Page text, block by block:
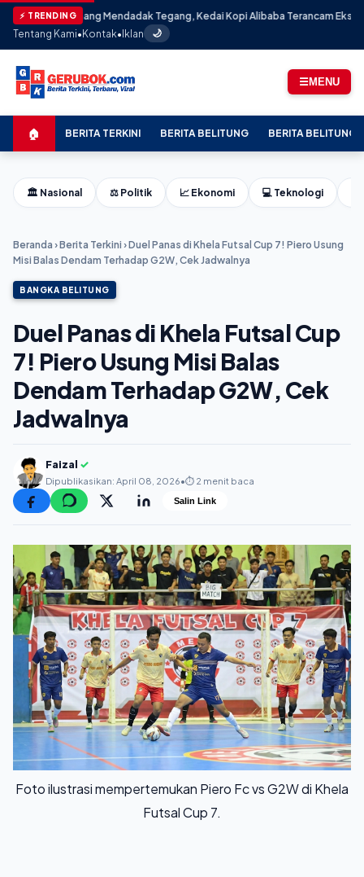
⚡ TRENDING
Tenang Mendadak Tegang, Kedai Kopi Alibaba Terancam Eksekusi
Tentang Kami•Kontak•Iklan 🌙
☰MENU
🏠 BERITA TERKINI BERITA BELITUNG BERITA BELITUNG
🏛️ Nasional ⚖️ Politik 📈 Ekonomi 💻 Teknologi
Beranda ›Berita Terkini ›Duel Panas di Khela Futsal Cup 7! Piero Usung
Misi Balas Dendam Terhadap G2W, Cek Jadwalnya
BANGKA BELITUNG
Duel Panas di Khela Futsal Cup
7! Piero Usung Misi Balas
Dendam Terhadap G2W, Cek
Jadwalnya
Faizal ✓
Dipublikasikan: April 08, 2026•⏱️ 2 menit baca
Salin Link
Foto ilustrasi mempertemukan Piero Fc vs G2W di Khela
Futsal Cup 7.